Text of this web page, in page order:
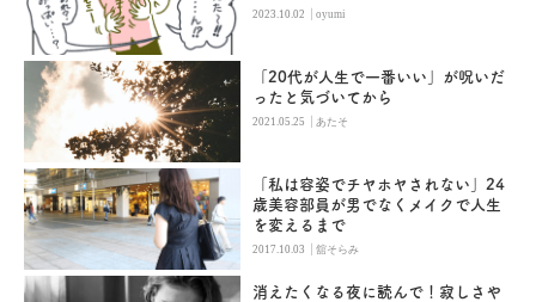
2023.10.02 |oyumi
「20代が人生で一番いい」が呪いだ
ったと気づいてから
2021.05.25 |あたそ
「私は容姿でチヤホヤされない」24
歳美容部員が男でなくメイクで人生
を変えるまで
2017.10.03 |舘そらみ
消えたくなる夜に読んで！寂しさや